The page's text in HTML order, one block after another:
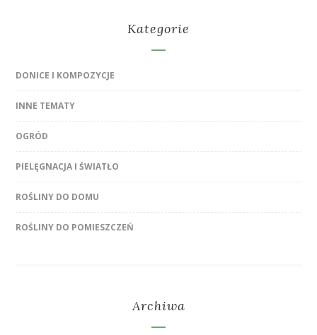
Kategorie
DONICE I KOMPOZYCJE
INNE TEMATY
OGRÓD
PIELĘGNACJA I ŚWIATŁO
ROŚLINY DO DOMU
ROŚLINY DO POMIESZCZEŃ
Archiwa